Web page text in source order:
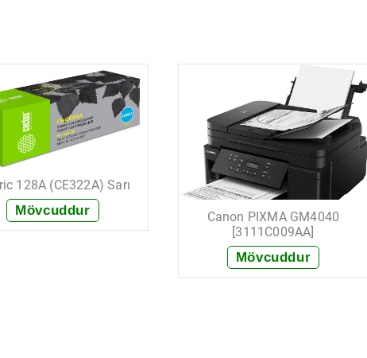
128A (CE322A) Sarı
Mövcuddur
Canon PIXMA GM4040
[3111C009AA]
Mövcuddur